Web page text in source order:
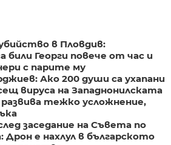
в Пловдив:
били Георги повече от час и
с парите му
Ако 200 души са ухапани
вируса на Западнонилската
тежко усложнение,
заседание на Съвета по
е нахлул в българското